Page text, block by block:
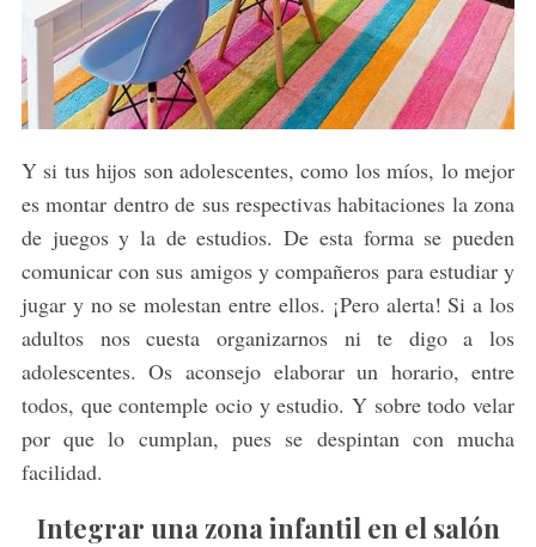
Y si tus hijos son adolescentes, como los míos, lo mejor
es montar dentro de sus respectivas habitaciones la zona
de juegos y la de estudios. De esta forma se pueden
comunicar con sus amigos y compañeros para estudiar y
jugar y no se molestan entre ellos. ¡Pero alerta! Si a los
adultos nos cuesta organizarnos ni te digo a los
adolescentes. Os aconsejo elaborar un horario, entre
todos, que contemple ocio y estudio. Y sobre todo velar
por que lo cumplan, pues se despintan con mucha
facilidad.
Integrar una zona infantil en el salón